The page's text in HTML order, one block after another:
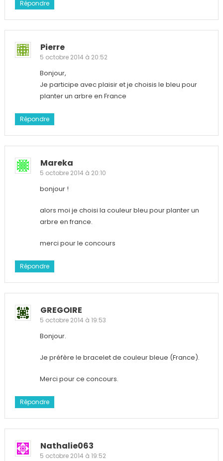
Répondre
Pierre
5 octobre 2014 à 20:52
Bonjour,
Je participe avec plaisir et je choisis le bleu pour
planter un arbre en France
Répondre
Mareka
5 octobre 2014 à 20:10
bonjour !
alors moi je choisi la couleur bleu pour planter un
arbre en france.
merci pour le concours
Répondre
GREGOIRE
5 octobre 2014 à 19:53
Bonjour.
Je préfère le bracelet de couleur bleue (France).
Merci pour ce concours.
Répondre
Nathalie063
5 octobre 2014 à 19:52